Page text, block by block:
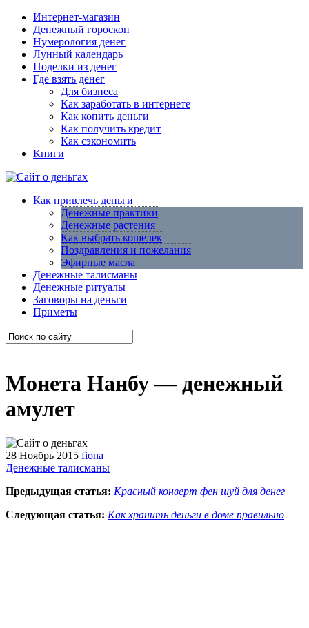
Интернет-магазин
Денежный гороскоп
Нумерология денег
Лунный календарь
Поделки из денег
Где взять денег
Для бизнеса
Как заработать в интернете
Как копить деньги
Как получить кредит
Как сэкономить
Книги
Как привлечь деньги
Денежные практики
Денежные растения
Как выбрать кошелек
Поздравления и пожелания
Эфирные масла
Денежные талисманы
Денежные ритуалы
Заговоры на деньги
Приметы
Монета Нанбу — денежный
амулет
28 Ноябрь 2015 fiona
Денежные талисманы
Предыдущая статья: Красный конверт фен шуй для денег
Следующая статья: Как хранить деньги в доме правильно